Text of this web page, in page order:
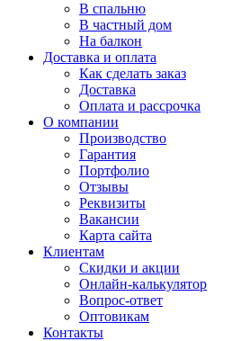
В спальню
В частный дом
На балкон
Доставка и оплата
Как сделать заказ
Доставка
Оплата и рассрочка
О компании
Производство
Гарантия
Портфолио
Отзывы
Реквизиты
Вакансии
Карта сайта
Клиентам
Скидки и акции
Онлайн-калькулятор
Вопрос-ответ
Оптовикам
Контакты